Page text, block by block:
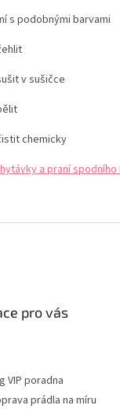
s podobnými barvami
v sušičce
chemicky
a praní spodního
pro vás
VIP poradna
prádla na míru